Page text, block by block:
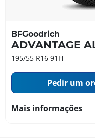
BFGoodrich
ADVANTAGE
195/55 R16 91H
Pedir um
Mais informações